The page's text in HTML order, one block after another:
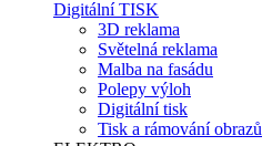
Digitální TISK
3D reklama
Světelná reklama
Malba na fasádu
Polepy výloh
Digitální tisk
Tisk a rámování obrazů